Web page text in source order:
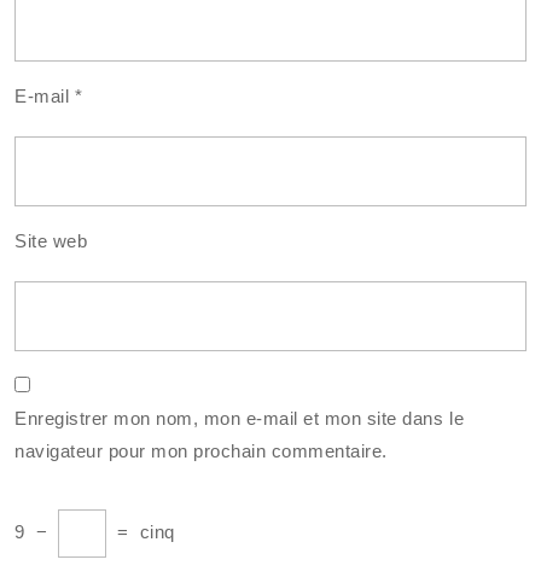
E-mail *
Site web
Enregistrer mon nom, mon e-mail et mon site dans le
navigateur pour mon prochain commentaire.
9 − = cinq